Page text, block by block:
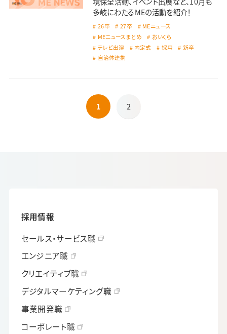
多岐にわたるMEの活動を紹介！
26卒 27卒 MEニュース
MEニュースまとめ
おいくら
テレビ出演
内定式 採用
新卒
自治体連携
1 2
採用情報
セールス・サービス職
エンジニア職
クリエイティブ職
デジタルマーケティング職
事業開発職
コーポレート職